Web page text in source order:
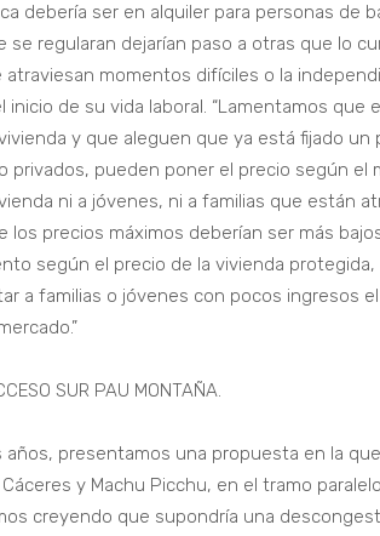
debería ser en alquiler para personas de
se regularan dejarían paso a otras que lo
atraviesan momentos difíciles o la
inicio de su vida laboral. “Lamentamos que
y que aleguen que ya está fijado
privados, pueden poner el precio según el
ni a jóvenes, ni a familias que están
los precios máximos deberían ser más
según el precio de la vivienda
a familias o jóvenes con pocos ingresos
SUR PAU MONTAÑA.
años, presentamos una propuesta en la
y Machu Picchu, en el tramo
creyendo que supondría una